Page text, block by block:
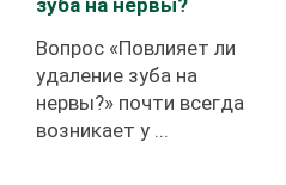
зуба на нервы?
Вопрос «Повлияет ли
удаление зуба на
нервы?» почти всегда
возникает у ...